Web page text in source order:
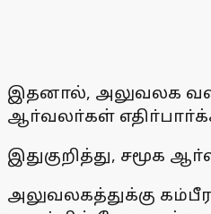
இதனால், அலுவலக
ஆா்வலா்கள்
இதுகுறித்து, சமூக
அலுவலகத்துக்கு